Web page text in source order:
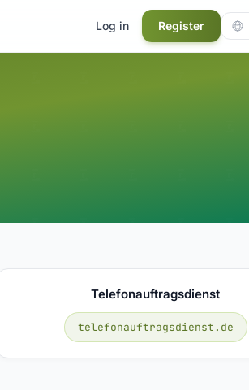
Log in Register
Telefonauftragsdienst
telefonauftragsdienst.de